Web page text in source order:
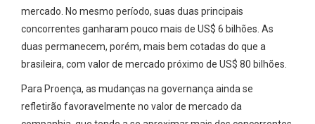
mercado. No mesmo período, suas duas principais
concorrentes ganharam pouco mais de US$ 6 bilhões. As
duas permanecem, porém, mais bem cotadas do que a
brasileira, com valor de mercado próximo de US$ 80 bilhões.
Para Proença, as mudanças na governança ainda se
refletirão favoravelmente no valor de mercado da